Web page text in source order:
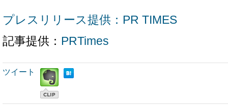
プレスリリース提供：PR TIMES
記事提供： PRTimes
ツイート